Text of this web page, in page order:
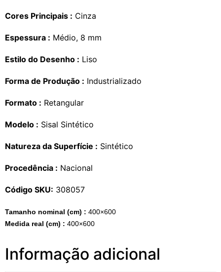
Cores Principais : Cinza
Espessura : Médio, 8 mm
Estilo do Desenho : Liso
Forma de Produção : Industrializado
Formato : Retangular
Modelo : Sisal Sintético
Natureza da Superfície : Sintético
Procedência : Nacional
Código SKU: 308057
Tamanho nominal (cm) : 400×600
Medida real (cm) : 400×600
Informação adicional